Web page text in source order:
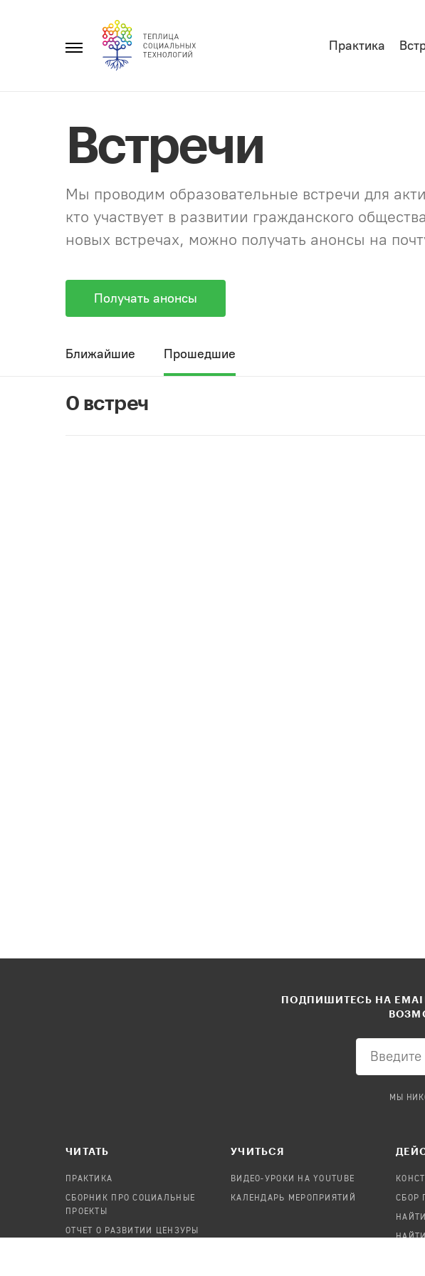
Главное
Практика
Встречи
Мы проводим образовательные встречи для
кто участвует в развитии гражданского
новых встречах, можно получать анонсы на
Получать анонсы
Ближайшие Прошедшие
0 встреч
ПОДПИШИТЕСЬ НА
МЫ
ЧИТАТЬ
ПРАКТИКА
СБОРНИК ПРО СОЦИАЛЬНЫЕ
ПРОЕКТЫ
ОТЧЕТ О РАЗВИТИИ ЦЕНЗУРЫ
УЧИТЬСЯ
ВИДЕО-УРОКИ НА YOUTUBE
КАЛЕНДАРЬ МЕРОПРИЯТИЙ СБОР